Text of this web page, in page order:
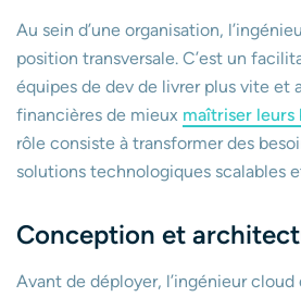
Au sein d’une organisation,
position transversale. C’est un
équipes de dev de livrer plus vite et
financières de mieux maîtriser leurs
rôle consiste à transformer des
solutions technologiques scalables
Conception et
Avant de déployer, l’ingénieur cloud